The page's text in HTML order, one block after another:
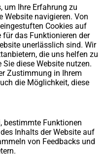
um Ihre Erfahrung zu
Website navigieren. Von
Cookies auf
für das Funktionieren der
unerlässlich sind. Wir
die uns helfen zu
diese Website nutzen.
Zustimmung in Ihrem
die Möglichkeit, diese
bestimmte Funktionen
Inhalts der Website auf
von Feedbacks und